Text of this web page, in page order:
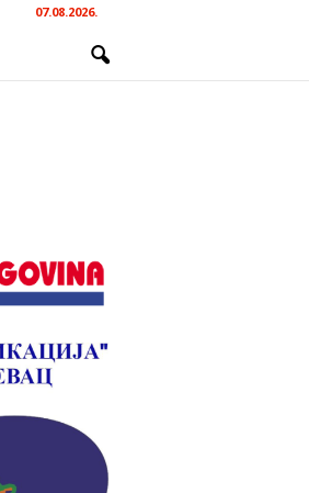
07.08.2026.